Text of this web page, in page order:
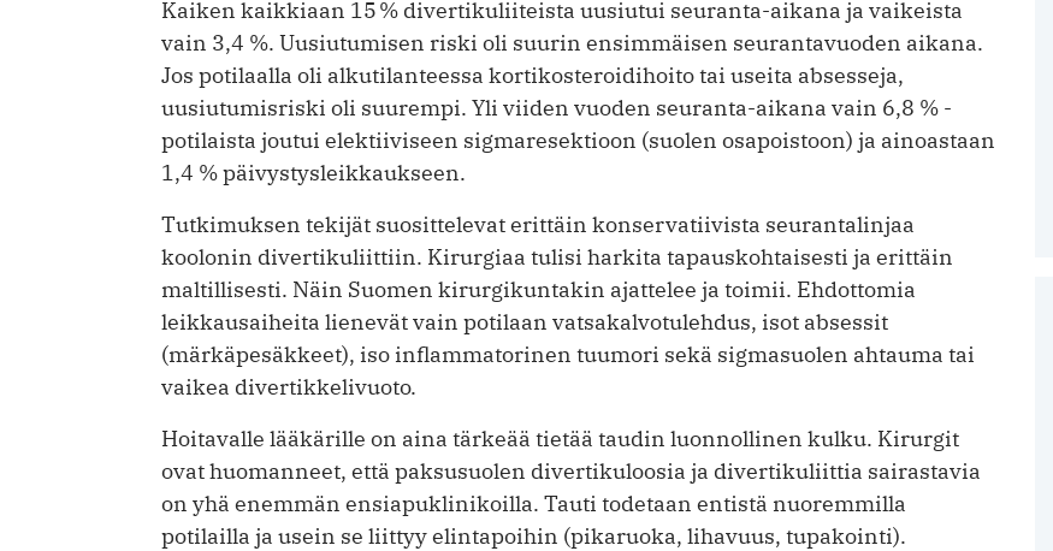
Kaiken kaikkiaan 15 % divertikuliiteista uusiutui seuranta-aikana ja vaikeista
vain 3,4 %. Uusiutumisen riski oli suurin ensimmäisen seurantavuoden aikana.
Jos potilaalla oli alkutilanteessa kortikosteroidihoito tai useita absesseja,
uusiutumisriski oli suurempi. Yli viiden vuoden seuranta-aikana vain 6,8 % ­
potilaista joutui elektiiviseen sigmaresektioon (suolen osapoistoon) ja ainoastaan
1,4 % päivystysleikkaukseen.
Tutkimuksen tekijät suosittelevat erittäin konservatiivista seurantalinjaa
koolonin divertikuliittiin. Kirurgiaa tulisi harkita tapauskohtaisesti ja erittäin
maltillisesti. Näin Suomen kirurgikuntakin ajattelee ja toimii. Ehdottomia
leikkausaiheita lienevät vain potilaan vatsakalvotulehdus, isot absessit
(märkäpesäkkeet), iso inflammatorinen tuumori sekä sigmasuolen ahtauma tai
vaikea divertikkelivuoto.
Hoitavalle lääkärille on aina tärkeää tietää taudin luonnollinen kulku. Kirurgit
ovat huomanneet, että paksusuolen divertikuloosia ja divertikuliittia sairastavia
on yhä enemmän ensiapuklinikoilla. Tauti todetaan entistä nuoremmilla
potilailla ja usein se liittyy elintapoihin (pikaruoka, lihavuus, ­tupakointi).